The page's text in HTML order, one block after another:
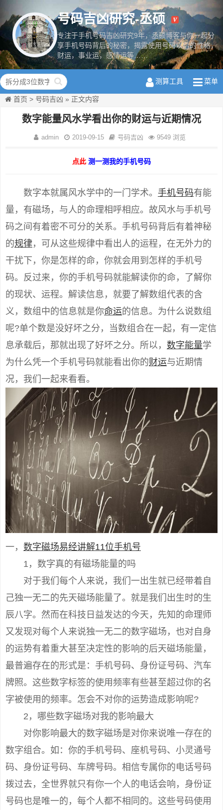
数字磁场学
号码吉凶研究-丞硕
专注于手机号码吉凶研究9年，丞硕博客与你一起分
享手机号码背后的秘密，揭露使用号码以后的性格，
财运，事业运，感情运等……
菜单
测算工具
首页 > 号码吉凶 » 正文内容
数字能量风水学看出你的财运与近期情况
admin 2019-09-15 号码吉凶 9549 浏览
点此 测一测我的手机号码
数字本就属风水学中的一门学术。 手机号码有能
量，有磁场，与人的命理相呼相应。故风水与手机号
码之间有着密不可分的关系。手机号码背后有着神秘
的规律，可从这些规律中看出人的运程，在无外力的
干扰下，你是怎样的命，你就会用到怎样的手机号
码。反过来，你的手机号码就能解读你的命，了解你
的现状、运程。解读信息，就要了解数组代表的含
义，数组中的信息就是你命运的信息。为什么说数组
呢?单个数是没好坏之分，当数组合在一起，有一定信
息承载后，那就出现了好坏之分。所以， 数字能量学
为什么凭一个手机号码就能看出你的财运与近期情
况，我们一起来看看。
一， 数字磁场易经讲解11位手机号
1，数字真的有磁场能量的吗
对于我们每个人来说，我们一出生就已经带着自
己独一无二的先天磁场能量了。就是我们出生时的生
辰八字。然而在科技日益发达的今天，先知的命理师
又发现对每个人来说独一无二的数字磁场，也对自身
的运势有着重大甚至决定性的影响的后天磁场能量，
最普遍存在的形式是：手机号码、身份证号码、汽车
牌照。这些数字标签的使用频率有些甚至超过你的名
字被使用的频率。怎会不对你的运势造成影响呢?
2，哪些数字磁场对我的影响最大
对你影响最大的数字磁场是对你来说唯一存在的
数字组合。如：你的手机号码、座机号码、小灵通号
码、身份证号码、车牌号码。相信专属你的电话号码
拨过去，全世界就只有你一个人的电话会响，身份证
号码也是唯一的，每个人都不相同的。这些号码使用